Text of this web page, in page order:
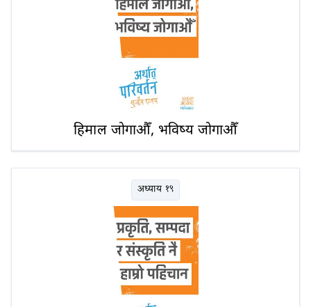
हिमाल जोगाऔँ, भविष्य जोगाऔँ
अध्याय १९